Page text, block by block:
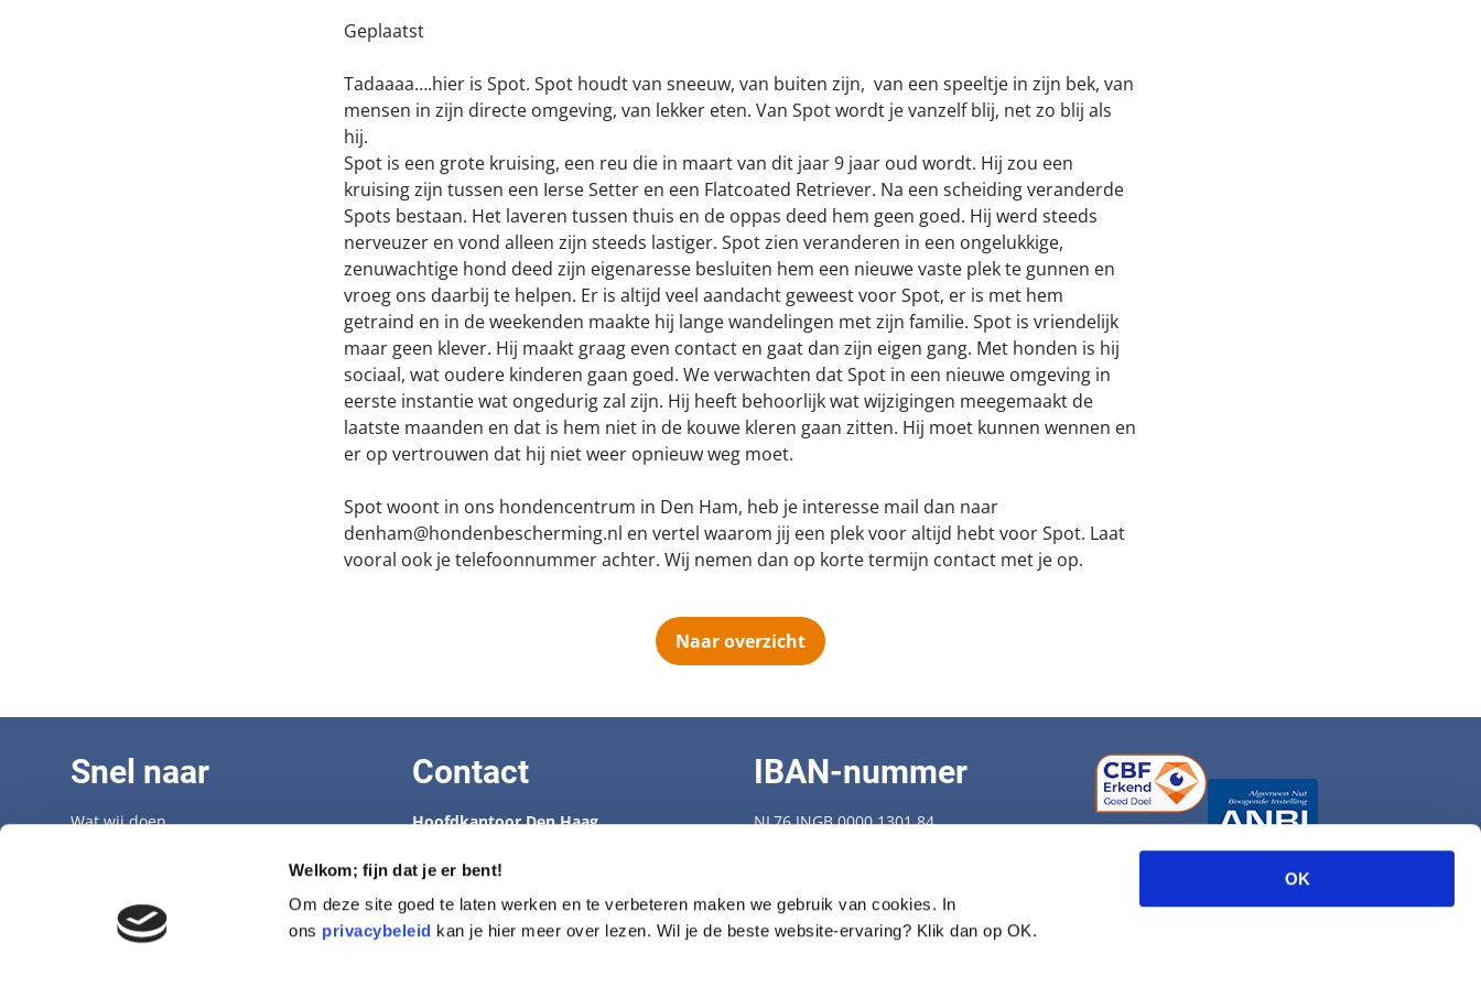
Welkom; fijn dat je er bent!
Om deze site goed te laten werken en te verbeteren maken we gebruik van cookies. In
ons privacybeleid kan je hier meer over lezen. Wil je de beste website-ervaring? Klik dan op OK.
OK
Geplaatst
Tadaaaa….hier is Spot. Spot houdt van sneeuw, van buiten zijn, van een speeltje in zijn bek, van
mensen in zijn directe omgeving, van lekker eten. Van Spot wordt je vanzelf blij, net zo blij als
hij.
Spot is een grote kruising, een reu die in maart van dit jaar 9 jaar oud wordt. Hij zou een
kruising zijn tussen een Ierse Setter en een Flatcoated Retriever. Na een scheiding veranderde
Spots bestaan. Het laveren tussen thuis en de oppas deed hem geen goed. Hij werd steeds
nerveuzer en vond alleen zijn steeds lastiger. Spot zien veranderen in een ongelukkige,
zenuwachtige hond deed zijn eigenaresse besluiten hem een nieuwe vaste plek te gunnen en
vroeg ons daarbij te helpen. Er is altijd veel aandacht geweest voor Spot, er is met hem
getraind en in de weekenden maakte hij lange wandelingen met zijn familie. Spot is vriendelijk
maar geen klever. Hij maakt graag even contact en gaat dan zijn eigen gang. Met honden is hij
sociaal, wat oudere kinderen gaan goed. We verwachten dat Spot in een nieuwe omgeving in
eerste instantie wat ongedurig zal zijn. Hij heeft behoorlijk wat wijzigingen meegemaakt de
laatste maanden en dat is hem niet in de kouwe kleren gaan zitten. Hij moet kunnen wennen en
er op vertrouwen dat hij niet weer opnieuw weg moet.
Spot woont in ons hondencentrum in Den Ham, heb je interesse mail dan naar
denham@hondenbescherming.nl en vertel waarom jij een plek voor altijd hebt voor Spot. Laat
vooral ook je telefoonnummer achter. Wij nemen dan op korte termijn contact met je op.
Naar overzicht
Snel naar
Wat wij doen
Vacatures
Aanmelden nieuwsbrief
Contact
Hoofdkantoor Den Haag
info@hondenbescherming.nl
Opvangcentrum voor seniorhonden
Tel: 0546-430100
IBAN-nummer
NL76 INGB 0000 1301 84
Fiscaal nummer: 28.72.274
Privacy statement